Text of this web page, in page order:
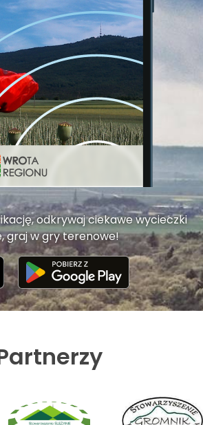
odkrywaj ciekawe wycieczki
graj w gry terenowe!